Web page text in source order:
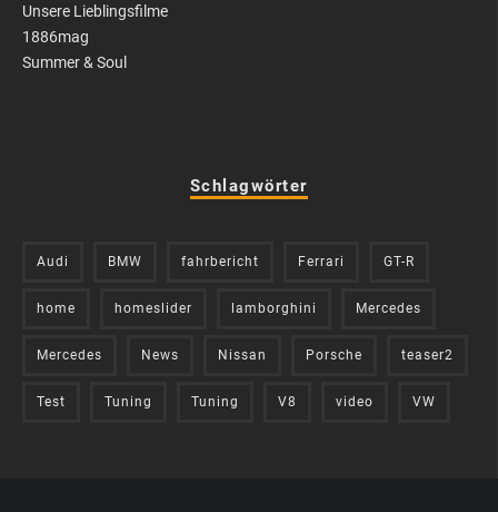
Unsere Lieblingsfilme
1886mag
Summer & Soul
Schlagwörter
Audi BMW fahrbericht Ferrari GT-R
home homeslider lamborghini Mercedes
Mercedes News Nissan Porsche teaser2
Test Tuning Tuning V8 video VW